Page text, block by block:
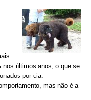
nos últimos anos, o que se
por dia.
mas não é a